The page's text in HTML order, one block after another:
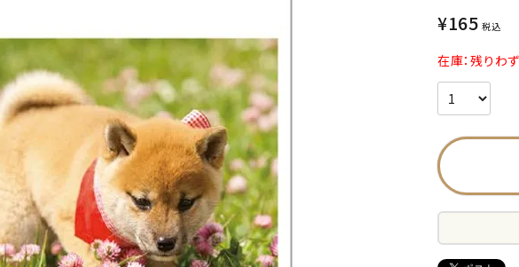
¥165 税込
在庫：残りわ